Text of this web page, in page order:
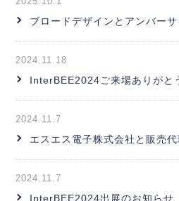
ブロードデザインとアンバー
2024.11.18
InterBEE2024ご来場ありがと
2024.11.7
エスエス電子株式会社と販売
2024.11.7
InterBEE2024出展のお知らせ